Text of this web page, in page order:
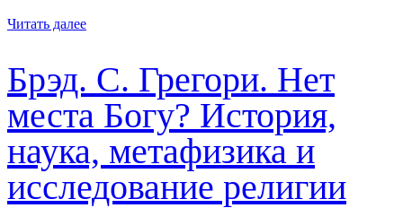
Читать далее
Брэд. С. Грегори. Нет
места Богу? История,
наука, метафизика и
исследование религии